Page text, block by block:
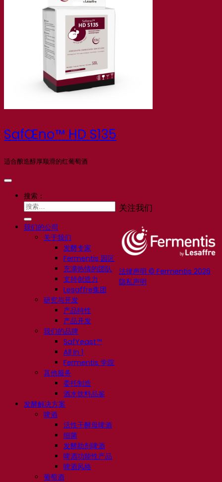
SafŒno™ HD S135
适合酿造醇厚顺滑的红葡萄酒
关注我们
法律声明 © Fermentis 2026
隐私声明
搜索：
我们的公司
关于我们
发酵专家
Fermentis 园区
充满热情的团队
支持创造力
Lesaffre集团
研究与开发
产品特性
产品开发
我们的品牌
SafYeast™
All In 1
Fermentis 学院
其他服务
委托制造
酒水饮料品鉴
发酵解决方案
啤酒
活性干酵母啤酒
细菌
发酵助剂啤酒
啤酒功能性产品
啤酒风格
葡萄酒